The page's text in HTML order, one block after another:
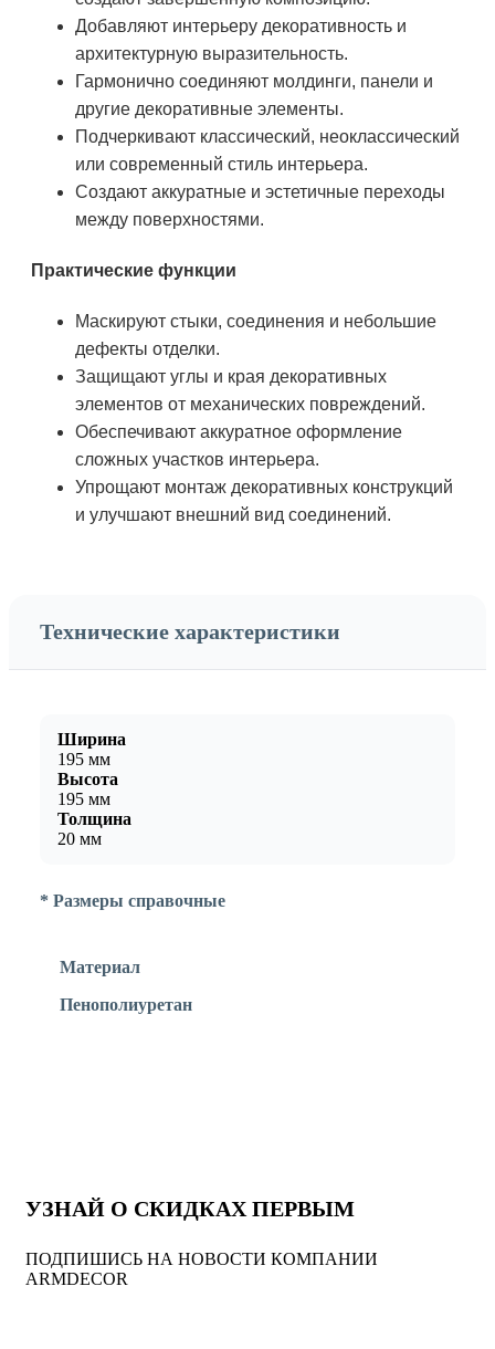
Добавляют интерьеру декоративность и
архитектурную выразительность.
Гармонично соединяют молдинги, панели и
другие декоративные элементы.
Подчеркивают классический, неоклассический
или современный стиль интерьера.
Создают аккуратные и эстетичные переходы
между поверхностями.
Практические функции
Маскируют стыки, соединения и небольшие
дефекты отделки.
Защищают углы и края декоративных
элементов от механических повреждений.
Обеспечивают аккуратное оформление
сложных участков интерьера.
Упрощают монтаж декоративных конструкций
и улучшают внешний вид соединений.
Технические характеристики
Ширина
195 мм
Высота
195 мм
Толщина
20 мм
* Размеры справочные
Материал
Пенополиуретан
УЗНАЙ О СКИДКАХ ПЕРВЫМ
ПОДПИШИСЬ НА НОВОСТИ КОМПАНИИ
ARMDECOR